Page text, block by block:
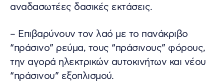
αναδασωτέες δασικές εκτάσεις.
– Επιβαρύνουν τον λαό με το πανάκριβο
“πράσινο” ρεύμα, τους “πράσινους” φόρους,
την αγορά ηλεκτρικών αυτοκινήτων και νέου
“πράσινου” εξοπλισμού.